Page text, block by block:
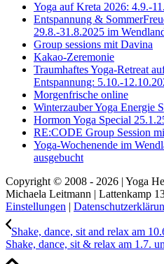
Yoga auf Kreta 2026: 4.9.-
Entspannung &
29.8.-31.8.2025 im
Group sessions mit Davina
Kakao-Zeremonie
Traumhaftes Yoga-Retreat
Entspannung: 5.10.-
Morgenfrische online
Winterzauber Yoga Energie
Hormon Yoga Special
RE:CODE Group Session
Yoga-Wochenende im
ausgebucht
Copyright © 2008 - 2026 | Yoga
Michaela Leitmann | Lattenkamp
Einstellungen |
Shake, dance, sit and relax am
Shake, dance, sit & relax am 1.7.